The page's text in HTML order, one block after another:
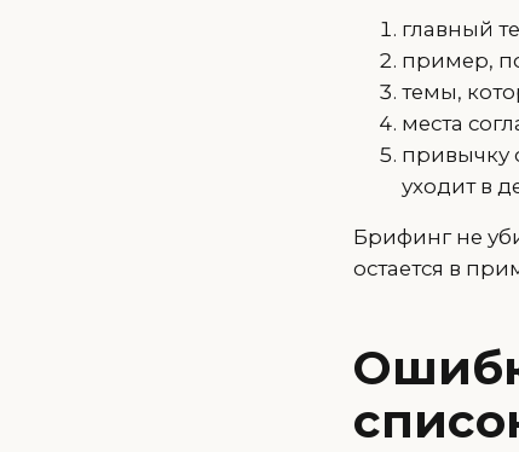
главный
пример,
темы,
места
привычку
уходит в
Брифинг не
остается в